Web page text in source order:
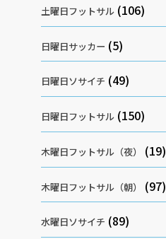
土曜日フットサル (106)
日曜日サッカー (5)
日曜日ソサイチ (49)
日曜日フットサル (150)
木曜日フットサル（夜） (19)
木曜日フットサル（朝） (97)
水曜日ソサイチ (89)